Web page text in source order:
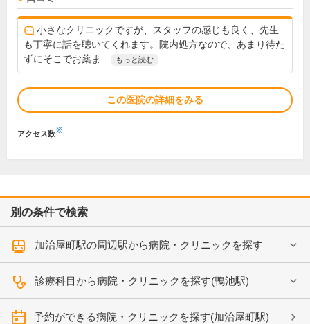
小さなクリニックですが、スタッフの感じも良く、先生
も丁寧に話を聴いてくれます。院内処方なので、あまり待た
ずにそこでお薬ま...
もっと読む
この医院の詳細をみる
アクセス数※
別の条件で検索
加治屋町駅の周辺駅から病院・クリニックを探す
診療科目から病院・クリニックを探す(鴨池駅)
予約ができる病院・クリニックを探す(加治屋町駅)